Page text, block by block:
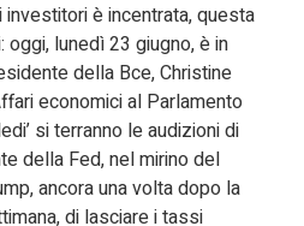
è incentrata, questa
oggi, lunedì 23 giugno, è in
della Bce, Christine
economici al Parlamento
si terranno le audizioni di
della Fed, nel mirino del
ancora una volta dopo la
di lasciare i tassi